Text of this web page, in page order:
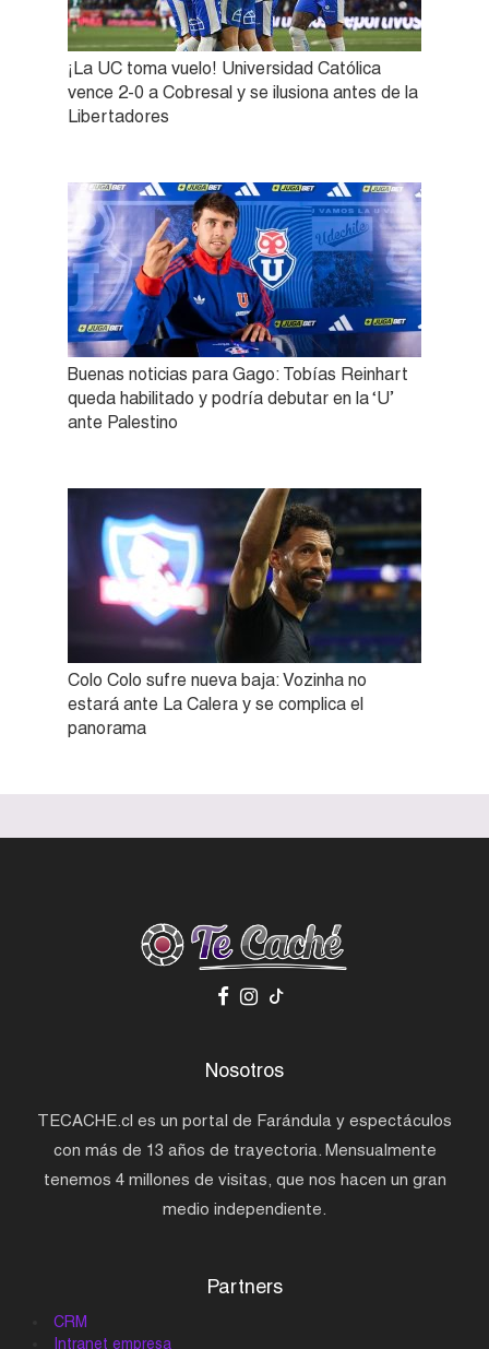
¡La UC toma vuelo! Universidad Católica
vence 2-0 a Cobresal y se ilusiona antes de la
Libertadores
Buenas noticias para Gago: Tobías Reinhart
queda habilitado y podría debutar en la ‘U’
ante Palestino
Colo Colo sufre nueva baja: Vozinha no
estará ante La Calera y se complica el
panorama
Nosotros
TECACHE.cl es un portal de Farándula y espectáculos
con más de 13 años de trayectoria. Mensualmente
tenemos 4 millones de visitas, que nos hacen un gran
medio independiente.
Partners
CRM
Intranet empresa